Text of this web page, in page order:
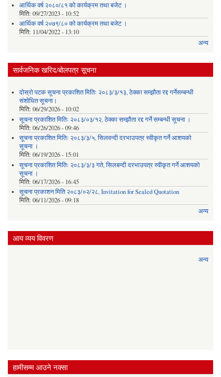
आर्थिक वर्ष २०८०/८१ को कार्यक्रम तथा बजेट ।
मिति: 09/27/2023 - 10:52
आर्थिक वर्ष २०७९/८० को कार्यक्रम तथा बजेट ।
मिति: 11/04/2022 - 13:10
अन्य
सार्वजनिक खरिद/बोलपत्र सूचना
दोस्रो पटक सूचना प्रकाशित मितिः २०८३/३/१३, ठेक्का सम्झौता रद्द गर्नेसम्बन्धी
संशोधित सूचना।
मिति: 06/29/2026 - 10:02
सूचना प्रकाशित मितिः २०८३/०३/१२, ठेक्का सम्झौता रद्द गर्ने सम्बन्धी सूचना ।
मिति: 06/26/2026 - 09:46
सूचना प्रकाशित मितिः २०८३/३/५, सिलवन्दी दरभाउपत्र स्वीकृत गर्ने आशयको
सूचना ।
मिति: 06/19/2026 - 15:01
सूचना प्रकाशित मितिः २०८३/३/३ गते, सिलबन्दी दरभाउपत्र स्वीकृत गर्ने आशयको
सूचना ।
मिति: 06/17/2026 - 16:45
सूचना प्रकाशन मिति २०८३/०२/२८, Invitation for Sealed Quotation
मिति: 06/11/2026 - 09:18
अन्य
आय व्यय विवरण
अन्य
हामीसम्म आउने नक्सा